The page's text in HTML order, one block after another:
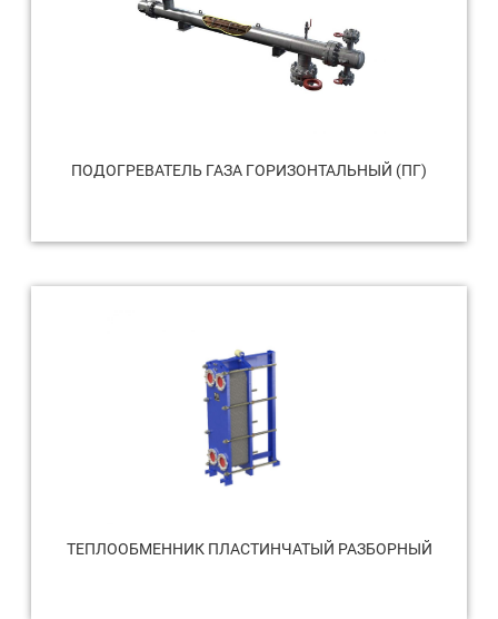
ПОДОГРЕВАТЕЛЬ ГАЗА ГОРИЗОНТАЛЬНЫЙ (ПГ)
ТЕПЛООБМЕННИК ПЛАСТИНЧАТЫЙ РАЗБОРНЫЙ